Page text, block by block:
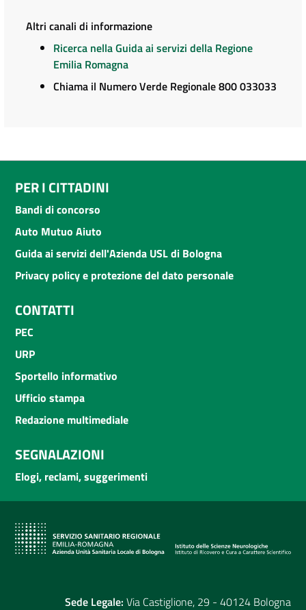
Altri canali di informazione
Ricerca nella Guida ai servizi della Regione
Emilia Romagna
Chiama il Numero Verde Regionale 800 033033
PER I CITTADINI
Bandi di concorso
Auto Mutuo Aiuto
Guida ai servizi dell'Azienda USL di Bologna
Privacy policy e protezione del dato personale
CONTATTI
PEC
URP
Sportello informativo
Ufficio stampa
Redazione multimediale
SEGNALAZIONI
Elogi, reclami, suggerimenti
Sede Legale: Via Castiglione, 29 - 40124 Bologna